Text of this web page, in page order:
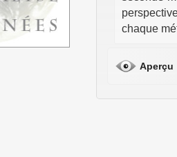
chaque
Aperçu